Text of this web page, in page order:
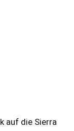
auf die Sierra